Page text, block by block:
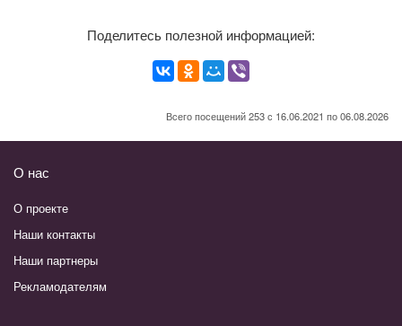
Поделитесь полезной информацией:
Всего посещений 253 с 16.06.2021 по 06.08.2026
О нас
О проекте
Наши контакты
Наши партнеры
Рекламодателям